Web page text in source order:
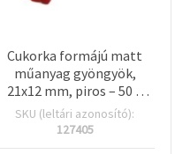
Cukorka formájú matt
műanyag gyöngyök,
21x12 mm, piros – 50 g
(~37 db)
SKU (leltári azonosító):
127405